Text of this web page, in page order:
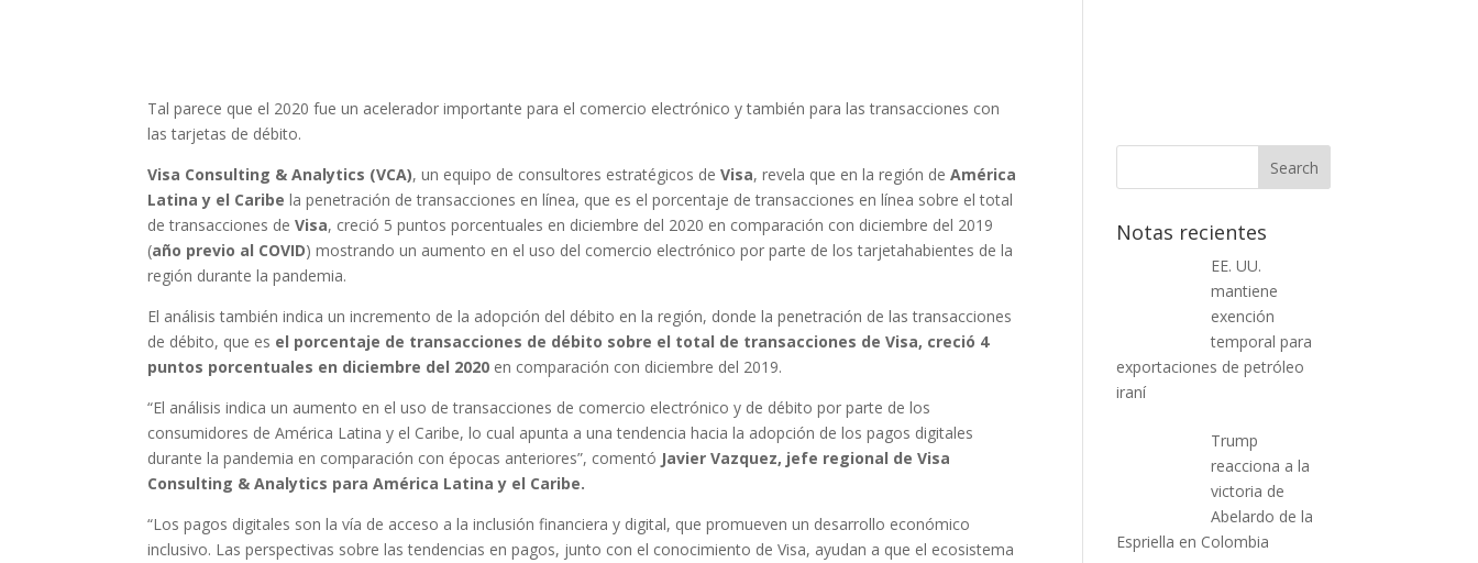
Tal parece que el 2020 fue un acelerador importante para el comercio electrónico y también para las transacciones con
las tarjetas de débito.
Visa Consulting & Analytics (VCA), un equipo de consultores estratégicos deVisa, revela que en la región deAmérica
Latina y el Caribe la penetración de transacciones en línea, que es el porcentaje de transacciones en línea sobre el total
de transacciones deVisa, creció 5 puntos porcentuales en diciembre del 2020 en comparación con diciembre del 2019
(año previo al COVID) mostrando un aumento en el uso del comercio electrónico por parte de los tarjetahabientes de la
región durante la pandemia.
El análisis también indica un incremento de la adopción del débito en la región, donde la penetración de las transacciones
de débito, que es el porcentaje de transacciones de débito sobre el total de transacciones de Visa, creció 4
puntos porcentuales en diciembre del 2020 en comparación con diciembre del 2019.
“El análisis indica un aumento en el uso de transacciones de comercio electrónico y de débito por parte de los
consumidores de América Latina y el Caribe, lo cual apunta a una tendencia hacia la adopción de los pagos digitales
durante la pandemia en comparación con épocas anteriores”, comentó Javier Vazquez, jefe regional de Visa
Consulting & Analytics para América Latina y el Caribe.
“Los pagos digitales son la vía de acceso a la inclusión financiera y digital, que promueven un desarrollo económico
inclusivo. Las perspectivas sobre las tendencias en pagos, junto con el conocimiento de Visa, ayudan a que el ecosistema
Notas recientes
EE. UU.
mantiene
exención
temporal para
exportaciones de petróleo
iraní
Trump
reacciona a la
victoria de
Abelardo de la
Espriella en Colombia